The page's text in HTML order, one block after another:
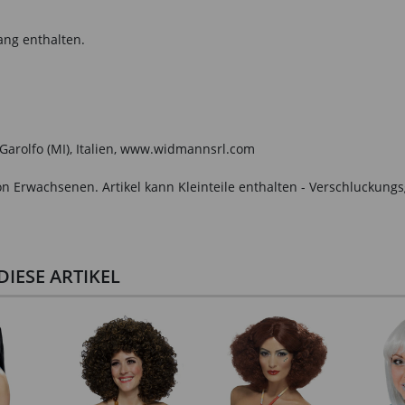
enthalten.
(MI), Italien, www.widmannsrl.com
Artikel kann Kleinteile enthalten -
ARTIKEL